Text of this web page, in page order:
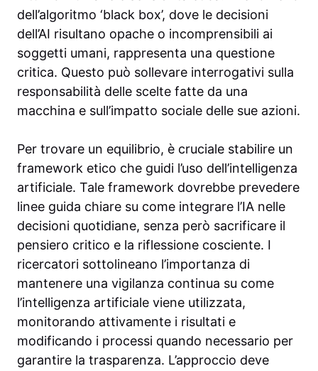
dell’algoritmo ‘black box’, dove le decisioni
dell’AI risultano opache o incomprensibili ai
soggetti umani, rappresenta una questione
critica. Questo può sollevare interrogativi sulla
responsabilità delle scelte fatte da una
macchina e sull’impatto sociale delle sue azioni.
Per trovare un equilibrio, è cruciale stabilire un
framework etico che guidi l’uso dell’intelligenza
artificiale. Tale framework dovrebbe prevedere
linee guida chiare su come integrare l’IA nelle
decisioni quotidiane, senza però sacrificare il
pensiero critico e la riflessione cosciente. I
ricercatori sottolineano l’importanza di
mantenere una vigilanza continua su come
l’intelligenza artificiale viene utilizzata,
monitorando attivamente i risultati e
modificando i processi quando necessario per
garantire la trasparenza. L’approccio deve